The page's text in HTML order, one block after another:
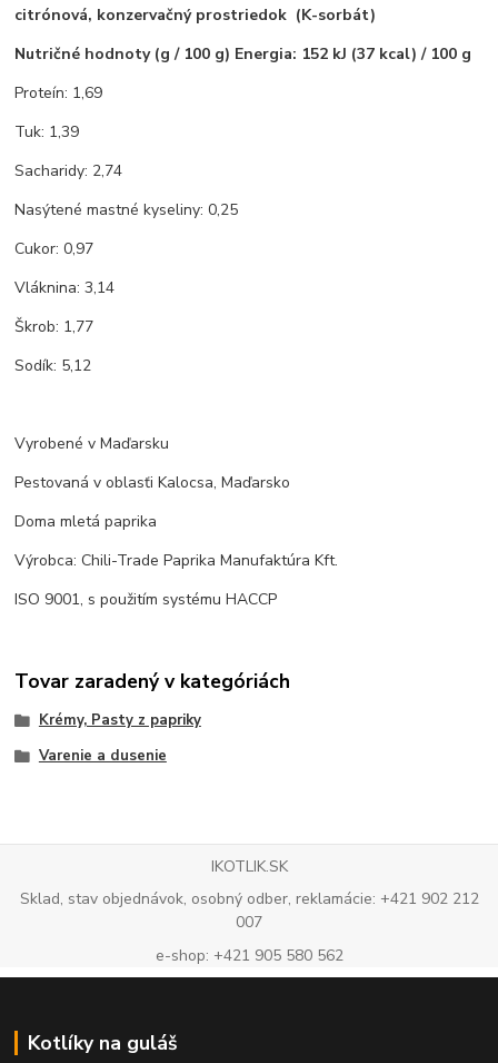
citrónová, konzervačný prostriedok (K-sorbát)
Nutričné hodnoty (g / 100 g) Energia: 152 kJ (37 kcal) / 100 g
Proteín: 1,69
Tuk: 1,39
Sacharidy: 2,74
Nasýtené mastné kyseliny: 0,25
Cukor: 0,97
Vláknina: 3,14
Škrob: 1,77
Sodík: 5,12
Vyrobené v Maďarsku
Pestovaná v oblasťi Kalocsa, Maďarsko
Doma mletá paprika
Výrobca: Chili-Trade Paprika Manufaktúra Kft.
ISO 9001, s použitím systému HACCP
Tovar zaradený v kategóriách
Krémy, Pasty z papriky
Varenie a dusenie
IKOTLIK.SK
Sklad, stav objednávok, osobný odber, reklamácie: +421 902 212
007
e-shop: +421 905 580 562
Kotlíky na guláš